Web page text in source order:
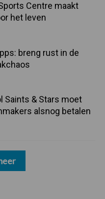
Centre maakt
het leven
breng rust in de
Saints & Stars moet
alsnog betalen